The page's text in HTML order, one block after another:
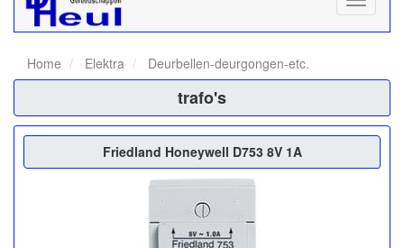
Home Elektra Deurbellen-deurgongen-etc.
trafo's
Friedland Honeywell D753 8V 1A